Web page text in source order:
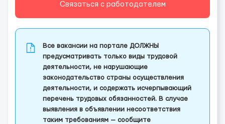
Связаться с работодателем
Все вакансии на портале ДОЛЖНЫ
предусматривать только виды трудовой
деятельности, не нарушающие
законодательство страны осуществления
деятельности, и содержать исчерпывающий
перечень трудовых обязанностей. В случае
выявления в объявлении несоответствия
таким требованиям — сообщите